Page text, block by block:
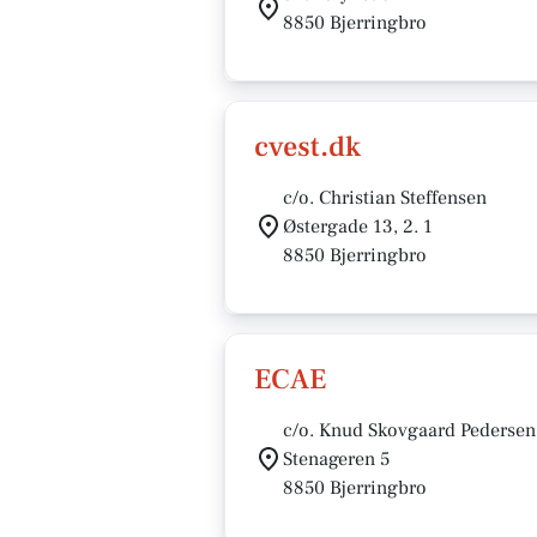
8850 Bjerringbro
cvest.dk
c/o. Christian Steffensen
Østergade 13, 2. 1
8850 Bjerringbro
ECAE
c/o. Knud Skovgaard
Stenageren 5
8850 Bjerringbro